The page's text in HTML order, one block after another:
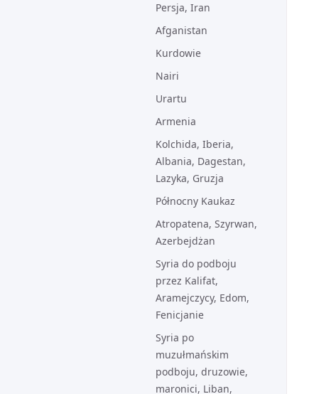
Persja, Iran
Afganistan
Kurdowie
Nairi
Urartu
Armenia
Kolchida, Iberia,
Albania, Dagestan,
Lazyka, Gruzja
Północny Kaukaz
Atropatena, Szyrwan,
Azerbejdżan
Syria do podboju
przez Kalifat,
Aramejczycy, Edom,
Fenicjanie
Syria po
muzułmańskim
podboju, druzowie,
maronici, Liban,